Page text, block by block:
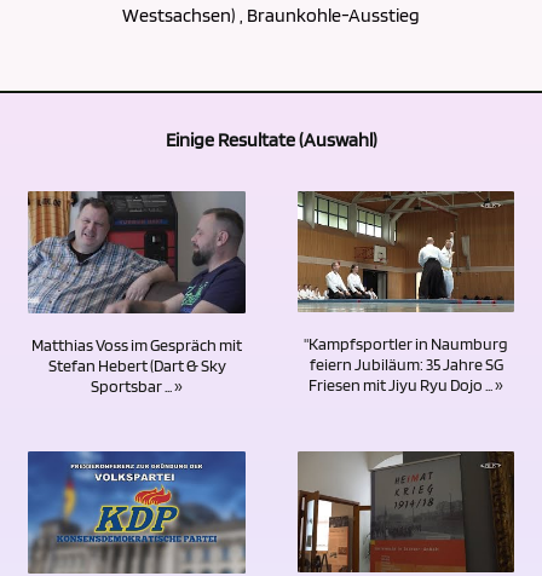
Westsachsen) , Braunkohle-Ausstieg
Einige Resultate (Auswahl)
Matthias Voss im Gespräch mit
Stefan Hebert (Dart & Sky
Sportsbar ... »
"Kampfsportler in Naumburg
feiern Jubiläum: 35 Jahre SG
Friesen mit Jiyu Ryu Dojo ... »